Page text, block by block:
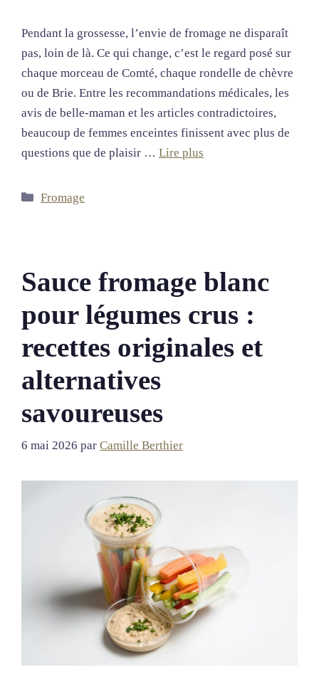
Pendant la grossesse, l’envie de fromage ne disparaît
pas, loin de là. Ce qui change, c’est le regard posé sur
chaque morceau de Comté, chaque rondelle de chèvre
ou de Brie. Entre les recommandations médicales, les
avis de belle-maman et les articles contradictoires,
beaucoup de femmes enceintes finissent avec plus de
questions que de plaisir … Lire plus
Catégories
Fromage
Sauce fromage blanc
pour légumes crus :
recettes originales et
alternatives
savoureuses
6 mai 2026 par Camille Berthier